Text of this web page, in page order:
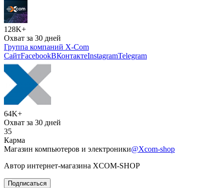
128K+
Охват за 30 дней
Группа компаний X-Com
СайтFacebookВКонтактеInstagramTelegram
64K+
Охват за 30 дней
35
Карма
Магазин компьютеров и электроники@Xcom-shop
Автор интернет-магазина XCOM-SHOP
Подписаться